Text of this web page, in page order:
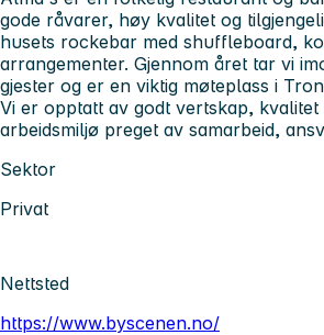
gode råvarer, høy kvalitet og
husets rockebar med shuffleboard,
arrangementer. Gjennom året tar vi
gjester og er en viktig møteplass i
Vi er opptatt av godt vertskap,
arbeidsmiljø preget av samarbeid,
Sektor
Privat
Nettsted
https://www.byscenen.no/